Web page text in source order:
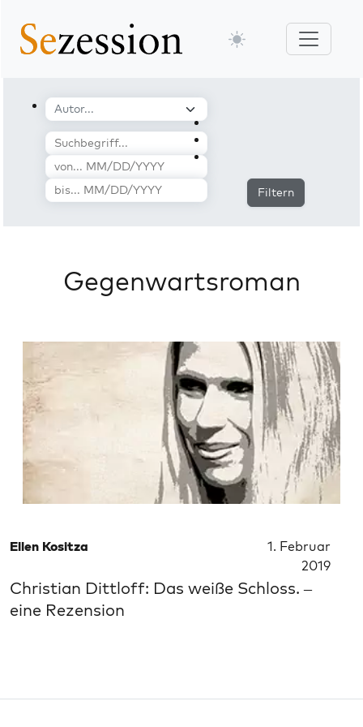
Filtern
Gegenwartsroman
Ellen Kositza
1. Februar
2019
Christian Dittloff: Das weiße Schloss. –
eine Rezension